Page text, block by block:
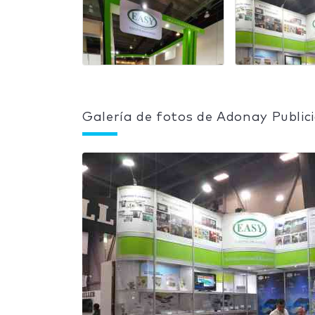
Galería de fotos de Adonay